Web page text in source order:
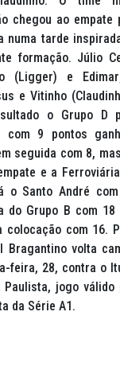
chegou ao empate
numa tarde
formação. Júlio
(Ligger) e
e Vitinho
o Grupo D
com 9 pontos
seguida com 8,
e a
o Santo André
do Grupo B com
com 16.
Bragantino volta
feira, 28, contra o
Paulista, jogo válido
da Série A1.